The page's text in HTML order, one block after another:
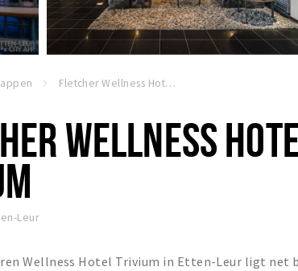
Fletcher Wellness Hotel Trivium
WELLNESS
Leur
Wellness Hotel Trivium in Etten-Leur ligt net